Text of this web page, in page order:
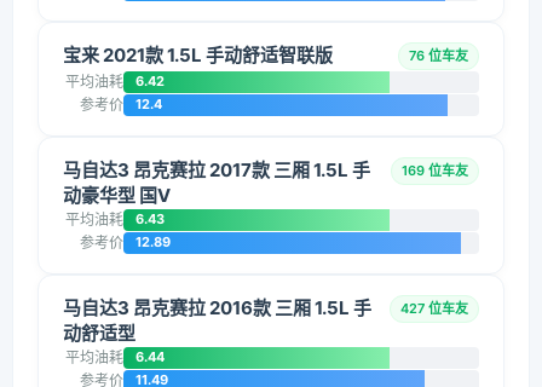
宝来 2021款 1.5L 手动舒适智联版 76 位车友
平均油耗 6.42
参考价 12.4
马自达3 昂克赛拉 2017款 三厢 1.5L 手
动豪华型 国V
169 位车友
平均油耗 6.43
参考价 12.89
马自达3 昂克赛拉 2016款 三厢 1.5L 手
动舒适型
427 位车友
平均油耗 6.44
参考价 11.49